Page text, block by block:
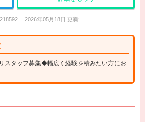
2026年05月18日 更新
タッフ募集◆幅広く経験を積みたい方にお